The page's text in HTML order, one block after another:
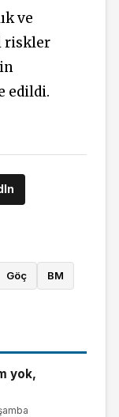
ve
riskler
edildi.
Göç BM
yok,